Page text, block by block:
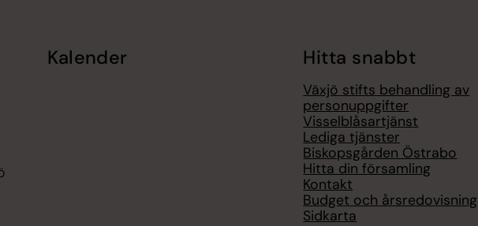
Kalender Hitta snabbt
Växjö stifts behandling av
personuppgifter
Visselblåsartjänst
Lediga tjänster
Biskopsgården Östrabo
Hitta din församling
Kontakt
Budget och årsredovisning
Sidkarta